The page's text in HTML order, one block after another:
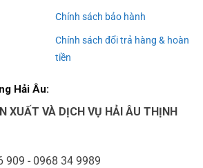
Chính sách bảo hành
Chính sách đổi trả hàng & hoàn
tiền
Hải Âu:
XUẤT VÀ DỊCH VỤ HẢI ÂU THỊNH
909 - 0968 34 9989